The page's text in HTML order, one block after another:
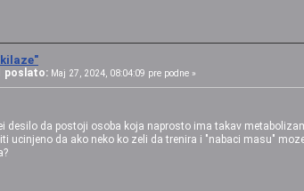
poslato: Maj 27, 2024, 08:04:09 pre podne »
desilo da postoji osoba koja naprosto ima takav
ucinjeno da ako neko ko zeli da trenira i "nabaci masu"